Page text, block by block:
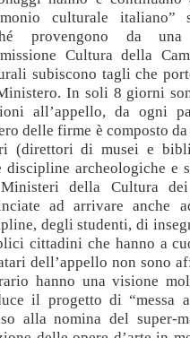
culturale italiano”
provengono da
Cultura della
subiscono tagli che
In soli 8 giorni
all’appello, da ogni
delle firme è composto
(direttori di musei e
discipline archeologiche e
della Cultura
ad arrivare anche
degli studenti, di
cittadini che hanno a
dell’appello non sono
hanno una visione
il progetto di “messa
alla nomina del super-